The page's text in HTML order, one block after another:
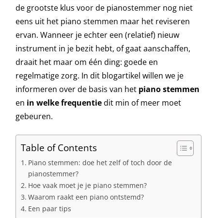
de grootste klus voor de pianostemmer nog niet
eens uit het piano stemmen maar het reviseren
ervan. Wanneer je echter een (relatief) nieuw
instrument in je bezit hebt, of gaat aanschaffen,
draait het maar om één ding: goede en
regelmatige zorg. In dit blogartikel willen we je
informeren over de basis van het piano stemmen
en in welke frequentiedit min of meer moet
gebeuren.
Table of Contents
Piano stemmen: doe het zelf of toch door de
pianostemmer?
Hoe vaak moet je je piano stemmen?
Waarom raakt een piano ontstemd?
Een paar tips